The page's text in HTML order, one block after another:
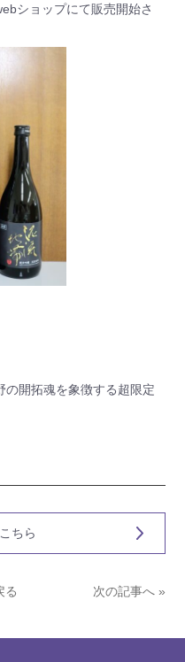
ショップにて販売開始さ
の開拓魂を象徴する超限定
ちら
る 次の記事へ »